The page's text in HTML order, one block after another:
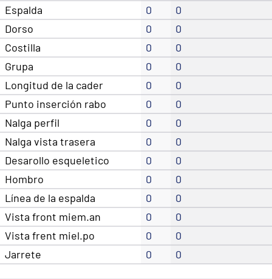
Espalda
0
0
Dorso
0
0
Costilla
0
0
Grupa
0
0
Longitud de la cader
0
0
Punto inserción rabo
0
0
Nalga perfil
0
0
Nalga vista trasera
0
0
Desarollo esqueletico
0
0
Hombro
0
0
Línea de la espalda
0
0
Vista front miem.an
0
0
Vista frent miel.po
0
0
Jarrete
0 0